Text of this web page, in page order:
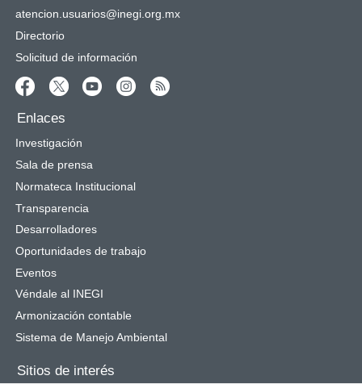
atencion.usuarios@inegi.org.mx
Directorio
Solicitud de información
Enlaces
Investigación
Sala de prensa
Normateca Institucional
Transparencia
Desarrolladores
Oportunidades de trabajo
Eventos
Véndale al INEGI
Armonización contable
Sistema de Manejo Ambiental
Sitios de interés